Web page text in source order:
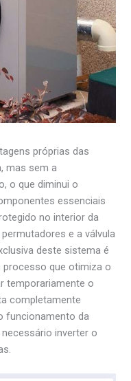
próprias das
mas sem a
o que diminui o
essenciais
no interior da
e a válvula
deste sistema é
que otimiza o
temporariamente o
completamente
funcionamento da
inverter o